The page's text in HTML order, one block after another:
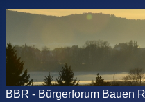
BBR - Bürgerforum Bauen